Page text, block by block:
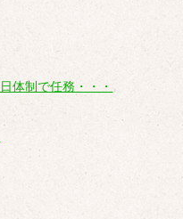
体制で任務・・・